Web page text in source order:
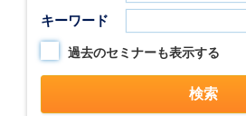
キーワード
過去のセミナーも表示する